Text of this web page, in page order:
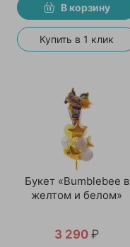
В корзину
Купить в 1 клик
Букет «Bumblebee в
желтом и белом»
3 290 ₽